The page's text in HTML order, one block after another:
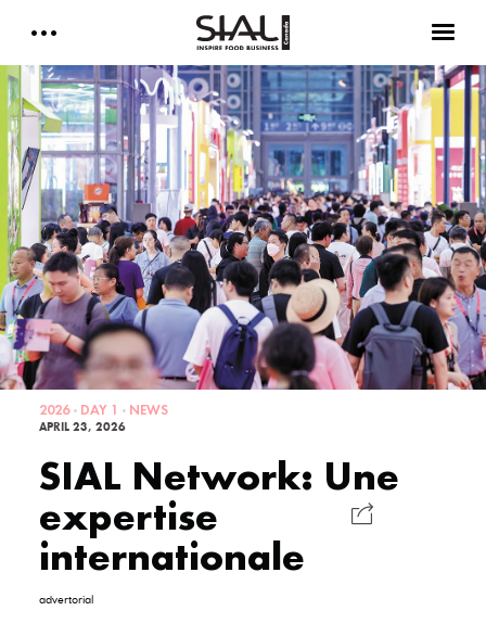
2026 DAY 1 NEWS
APRIL 23, 2026
SIAL Network: Une
expertise
internationale
advertorial
Daily 2026
E-Magazine
Testimonials
Designed by Cleverdis
Media Kits
Sial Canada Daily - media kit